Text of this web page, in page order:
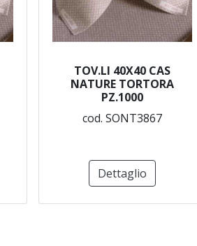
TOV.LI 40X40 CAS
NATURE TORTORA
PZ.1000
cod. SONT3867
Dettaglio